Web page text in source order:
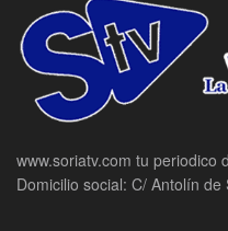
www.soriatv.com tu periodico
Domicilio social: C/ Antolín de